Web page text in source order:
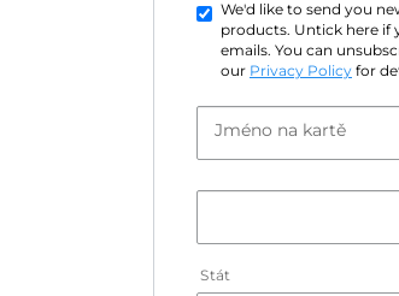
We'd like to send you
products. Untick here if
emails. You can
our Privacy Policy for
Jméno na kartě
Stát